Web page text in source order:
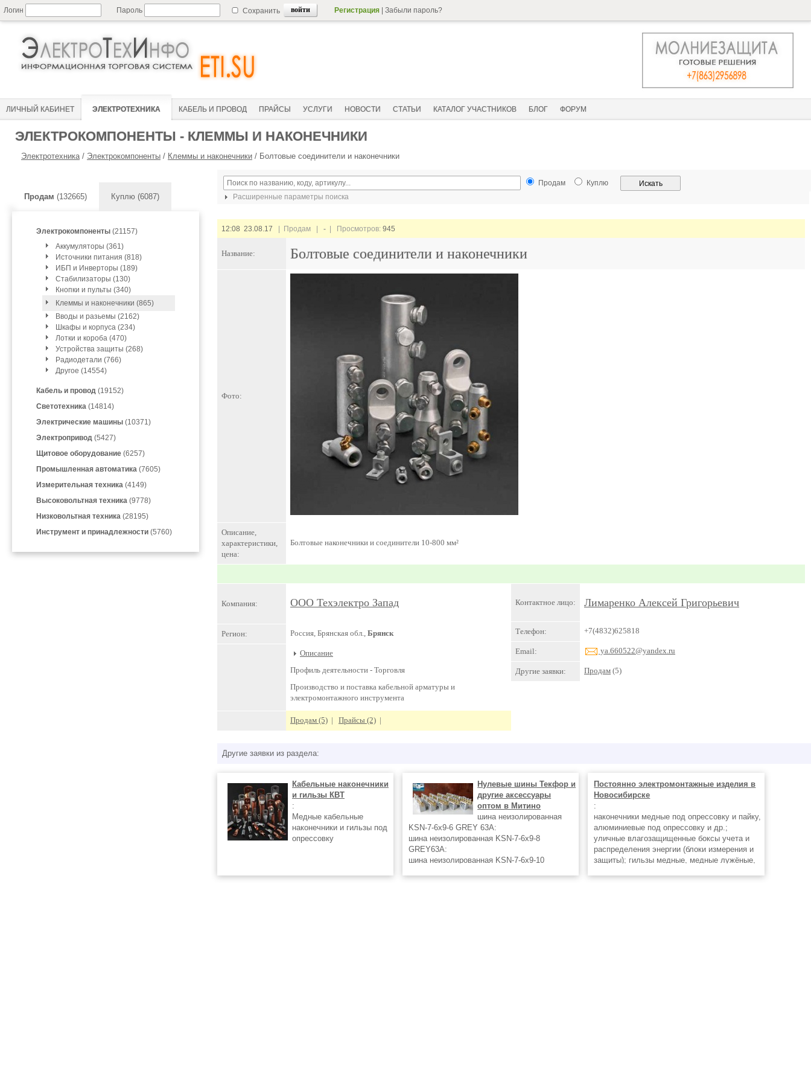
Логин Пароль Сохранить Регистрация Забыли пароль?
ЛИЧНЫЙ КАБИНЕТ ЭЛЕКТРОТЕХНИКА КАБЕЛЬ И ПРОВОД ПРАЙСЫ УСЛУГИ НОВОСТИ СТАТЬИ КАТАЛОГ УЧАСТНИКОВ БЛОГ ФОРУМ
ЭЛЕКТРОКОМПОНЕНТЫ - КЛЕММЫ И НАКОНЕЧНИКИ
Электротехника/ Электрокомпоненты / Клеммы и наконечники / Болтовые соединители и наконечники
Продам (132665) Куплю (6087)
Электрокомпоненты (21157)
Аккумуляторы (361)
Источники питания (818)
ИБП и Инверторы (189)
Стабилизаторы (130)
Кнопки и пульты (340)
Клеммы и наконечники (865)
Вводы и разьемы (2162)
Шкафы и корпуса (234)
Лотки и короба (470)
Устройства защиты (268)
Радиодетали (766)
Другое (14554)
Кабель и провод (19152)
Светотехника (14814)
Электрические машины (10371)
Электропривод (5427)
Щитовое оборудование (6257)
Промышленная автоматика (7605)
Измерительная техника (4149)
Высоковольтная техника (9778)
Низковольтная техника (28195)
Инструмент и принадлежности (5760)
Продам
Куплю
Расширенные параметры поиска
12:08 23.08.17 | Продам | - | Просмотров: 945
Название: Болтовые соединители и наконечники
Фото:
Описание,
характеристики,
цена:
Болтовые наконечники и соединители 10-800 мм²
Компания: ООО Техэлектро Запад
Регион: Россия, Брянская обл., Брянск
Описание
Профиль деятельности - Торговля
Производство и поставка кабельной арматуры и
электромонтажного инструмента
Продам (5) | Прайсы (2) |
Контактное лицо: Лимаренко Алексей Григорьевич
Телефон: +7(4832)625818
Email: ya.660522@yandex.ru
Другие заявки: Продам (5)
Другие заявки из раздела:
Кабельные наконечники
и гильзы КВТ
:
Медные кабельные
наконечники и гильзы под
опрессовку
Нулевые шины Текфор и
другие аксессуары
оптом в Митино
шина неизолированная
KSN-7-6x9-6 GREY 63А:
шина неизолированная KSN-7-6x9-8
GREY63А:
шина неизолированная KSN-7-6x9-10
Постоянно электромонтажные изделия в
Новосибирске
:
наконечники медные под опрессовку и пайку,
алюминиевые под опрессовку и др.;
уличные влагозащищенные боксы учета и
распределения энергии (блоки измерения и
защиты); гильзы медные, медные лужёные,